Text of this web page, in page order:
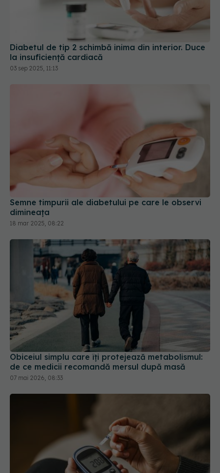
Diabetul de tip 2 schimbă inima din interior. Duce
la insuficiență cardiacă
03 sep 2025, 11:13
Semne timpurii ale diabetului pe care le observi
dimineața
18 mar 2025, 08:22
Obiceiul simplu care îți protejează metabolismul:
de ce medicii recomandă mersul după masă
07 mai 2026, 08:33